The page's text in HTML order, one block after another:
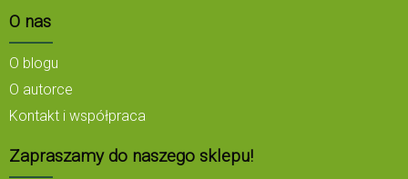
O nas
O blogu
O autorce
Kontakt i współpraca
Zapraszamy do naszego sklepu!